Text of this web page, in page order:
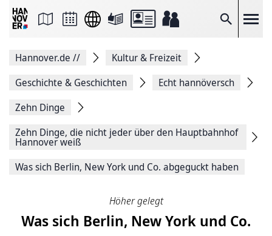
Suche
Seite
Facebook
teilen
Seitenlink
Seite
Drucken
Hannover.de //
Kultur & Freizeit
Geschichte & Geschichten
Echt hannöversch
Zehn Dinge
Zehn Dinge, die nicht jeder über den Hauptbahnhof
Hannover weiß
Was sich Berlin, New York und Co. abgeguckt haben
Höher gelegt
Was sich Berlin, New York und Co.